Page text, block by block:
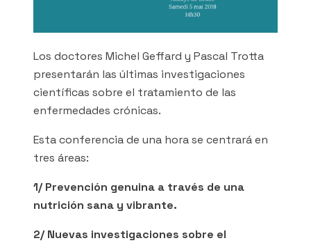
Los doctores Michel Geffard y Pascal Trotta
presentarán las últimas investigaciones
científicas sobre el tratamiento de las
enfermedades crónicas.
Esta conferencia de una hora se centrará en
tres áreas:
1/ Prevención genuina a través de una
nutrición sana y vibrante.
2/ Nuevas investigaciones sobre el